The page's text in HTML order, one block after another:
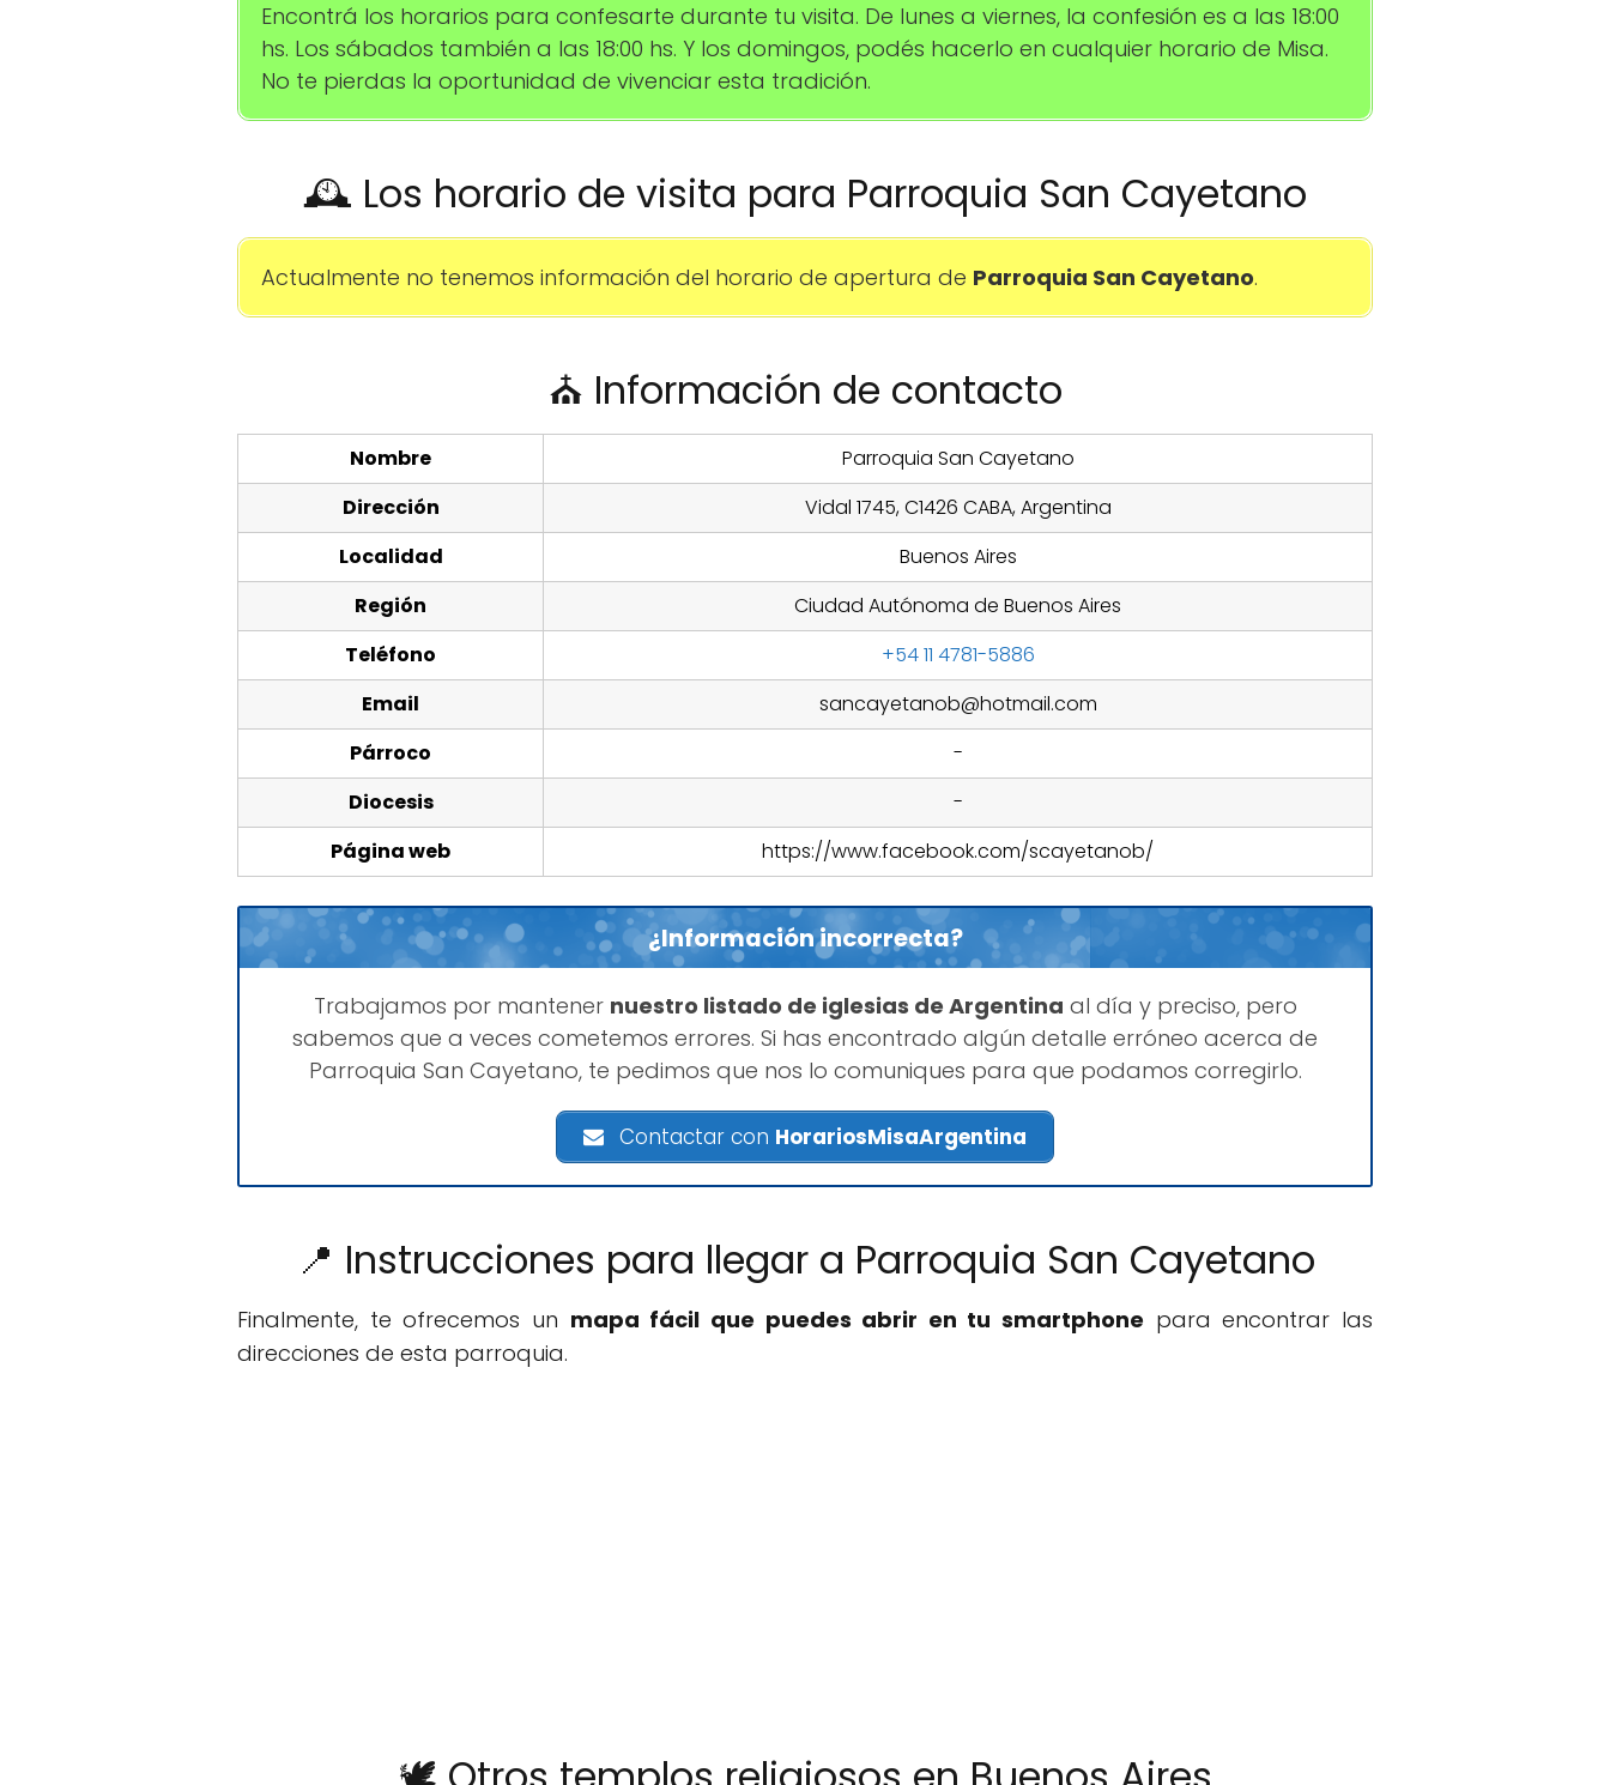
Encontrá los horarios para confesarte durante tu visita. De lunes a viernes, la confesión es a las 18:00
hs. Los sábados también a las 18:00 hs. Y los domingos, podés hacerlo en cualquier horario de Misa.
No te pierdas la oportunidad de vivenciar esta tradición.
🕰️ Los horario de visita para Parroquia San Cayetano
Actualmente no tenemos información del horario de apertura de Parroquia San Cayetano.
⛪ Información de contacto
Nombre
Parroquia San Cayetano
Dirección
Vidal 1745, C1426 CABA, Argentina
Localidad
Buenos Aires
Región
Ciudad Autónoma de Buenos Aires
Teléfono
+54 11 4781-5886
Email
sancayetanob@hotmail.com
Párroco
-
Diocesis
-
Página web
https://www.facebook.com/scayetanob/
¿Información incorrecta?
Trabajamos por mantener nuestro listado de iglesias de Argentina al día y preciso, pero
sabemos que a veces cometemos errores. Si has encontrado algún detalle erróneo acerca de
Parroquia San Cayetano, te pedimos que nos lo comuniques para que podamos corregirlo.
Contactar con HorariosMisaArgentina
📍 Instrucciones para llegar a Parroquia San Cayetano
Finalmente, te ofrecemos un mapa fácil que puedes abrir en tu smartphone para encontrar las
direcciones de esta parroquia.